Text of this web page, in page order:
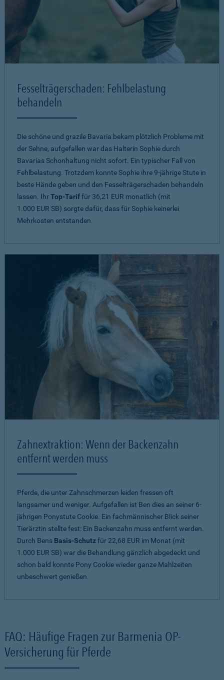
Fesselträgerschaden: Fehlbelastung
behandeln
Die schöne und grazile Bavaria bekam plötzlich Probleme mit
der Sehne, aufgefallen war das Halterin Sophie durch
Bavarias Schonhaltung nicht sofort. Ein typischer Fall von
Fehlbelastung. Trotzdem konnte Sophie ihre 9-jährige Stute in
beste Hände geben und den Fesselträgerschaden behandeln
lassen. IhrTop-Tariffür 36,21 EUR monatlich (mit
1.000 EUR SB) sorgte dafür, dass für Sophie keinerlei
Mehrkosten entstanden.
Zahnextraktion: Wenn der Backenzahn
entfernt werden muss
Pferde, die unter Zahnschmerzen leiden fressen oft
langsamer und weniger. Aufgefallen ist Ben dies an seiner 6-
jährigen Ponystute Cookie. Ein fachmännischer Blick seiner
Tierärztin stellte fest: Ein Backenzahn muss entfernt werden.
Durch Bens Basis-Schutzfür 22,68 EUR im Monat (mit
1.000 EUR SB) war die Behandlung gänzlich abgedeckt und
schon bald konnte Pony Cookie wieder ganze Mahlzeiten
unbeschwert genießen.
FAQ: Häufige Fragen zur Barmenia OP-
Versicherung für Pferde